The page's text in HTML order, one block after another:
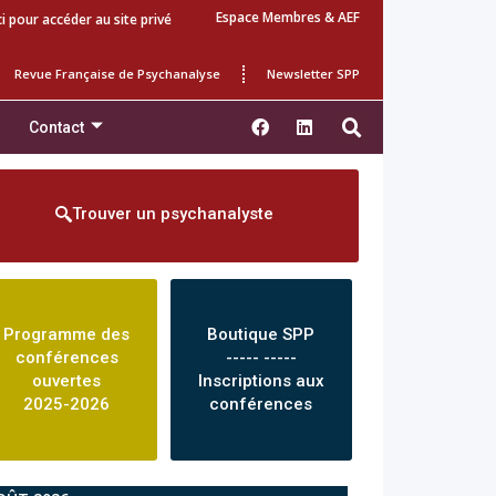
pour accéder au site privé Espace Membres & AEF
Revue Française de Psychanalyse Newsletter SPP
Contact
Trouver un psychanalyste
Programme des
conférences
ouvertes
2025-2026
Boutique SPP
----- -----
Inscriptions aux
conférences